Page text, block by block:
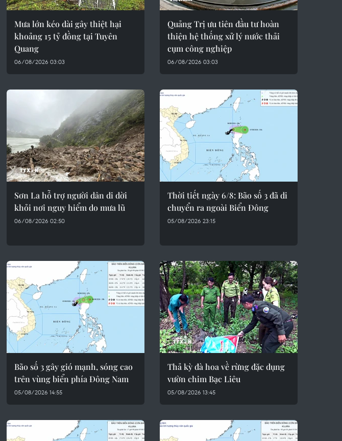
Mưa lớn kéo dài gây thiệt hại
khoảng 15 tỷ đồng tại Tuyên
Quang
06/08/2026 03:03
Quảng Trị ưu tiên đầu tư hoàn
thiện hệ thống xử lý nước thải
cụm công nghiệp
06/08/2026 03:03
Sơn La hỗ trợ người dân di dời
khỏi nơi nguy hiểm do mưa lũ
06/08/2026 02:50
Thời tiết ngày 6/8: Bão số 3 đã di
chuyển ra ngoài Biển Đông
05/08/2026 23:15
Bão số 3 gây gió mạnh, sóng cao
trên vùng biển phía Đông Nam
05/08/2026 14:55
Thả kỳ đà hoa về rừng đặc dụng
vườn chim Bạc Liêu
05/08/2026 13:45